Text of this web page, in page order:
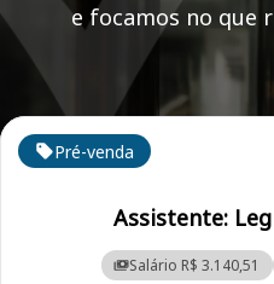
e focamos no que
Cursos em destaque para passar
Pré-venda
Assistente:
Salário R$ 3.140,51